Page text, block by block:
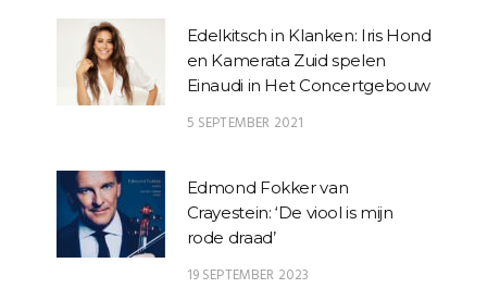
Edelkitsch in Klanken: Iris Hond
en Kamerata Zuid spelen
Einaudi in Het Concertgebouw
5 SEPTEMBER 2021
Edmond Fokker van
Crayestein: ‘De viool is mijn
rode draad’
19 SEPTEMBER 2023